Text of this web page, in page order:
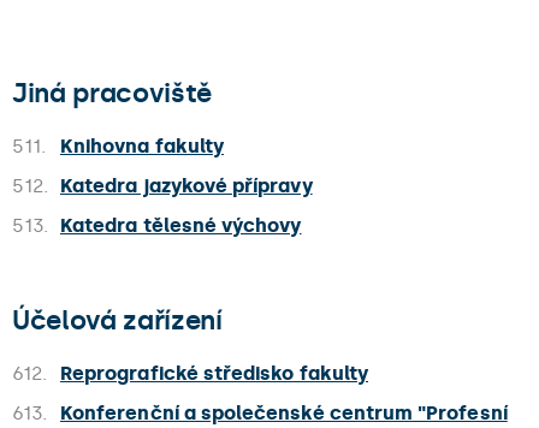
Jiná pracoviště
511.
Knihovna fakulty
512.
Katedra jazykové přípravy
513.
Katedra tělesné výchovy
Účelová zařízení
612.
Reprografické středisko fakulty
613.
Konferenční a společenské centrum "Profesní